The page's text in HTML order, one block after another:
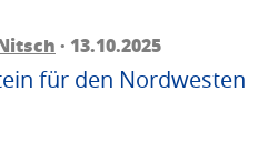
· 13.10.2025
für den Nordwesten